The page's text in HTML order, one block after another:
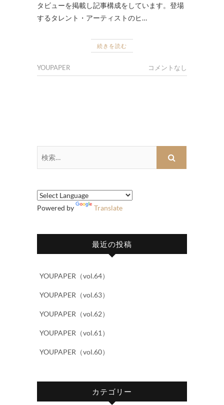
タビューを掲載し記事構成をしています。登場
するタレント・アーティストのヒ…
続きを読む
YOUPAPER コメントなし
Powered by Translate
最近の投稿
YOUPAPER（vol.64）
YOUPAPER（vol.63）
YOUPAPER（vol.62）
YOUPAPER（vol.61）
YOUPAPER（vol.60）
カテゴリー